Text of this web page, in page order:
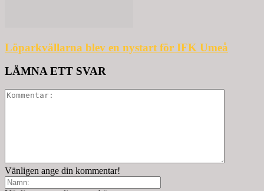
Löparkvällarna blev en nystart för IFK Umeå
LÄMNA ETT SVAR
Vänligen ange din kommentar!